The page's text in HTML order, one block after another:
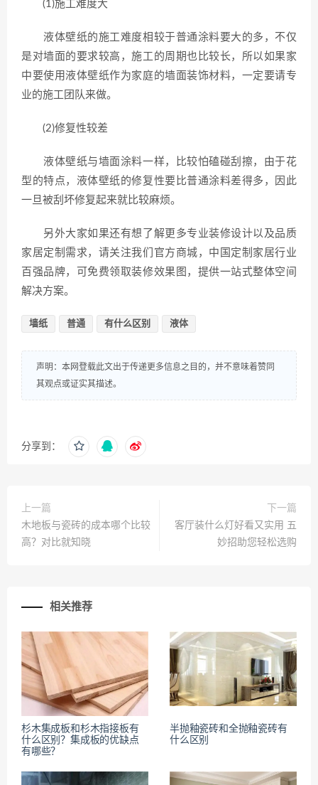
(1)施工难度大
液体壁纸的施工难度相较于普通涂料要大的多，不仅
是对墙面的要求较高，施工的周期也比较长，所以如果家
中要使用液体壁纸作为家庭的墙面装饰材料，一定要请专
业的施工团队来做。
(2)修复性较差
液体壁纸与墙面涂料一样，比较怕磕碰刮擦，由于花
型的特点，液体壁纸的修复性要比普通涂料差得多，因此
一旦被刮坏修复起来就比较麻烦。
另外大家如果还有想了解更多专业装修设计以及品质
家居定制需求，请关注我们官方商城，中国定制家居行业
百强品牌，可免费领取装修效果图，提供一站式整体空间
解决方案。
墙纸 普通 有什么区别 液体
声明：本网登载此文出于传递更多信息之目的，并不意味着赞同
其观点或证实其描述。
分享到：
上一篇
木地板与瓷砖的成本哪个比较
高？对比就知晓
下一篇
客厅装什么灯好看又实用 五
妙招助您轻松选购
相关推荐
杉木集成板和杉木指接板有
什么区别？集成板的优缺点
有哪些？
半抛釉瓷砖和全抛釉瓷砖有
什么区别